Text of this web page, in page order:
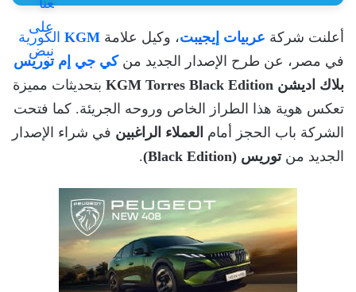
أعلنت شركة عربيات إيجيبت، وكيل علامة KGM الكورية
في مصر، عن طرح الإصدار الجديد منكي جي إم توريس
بلاك اديشن KGM Torres Black Edition
بتحديثات مميزة
تعكس هوية هذا الطراز الخاص وروحه الجريئة. كما فتحت
الشركة باب الحجز أمام العملاء الراغبين في شراء الإصدار
الجديد منتوريس (Black Edition) .